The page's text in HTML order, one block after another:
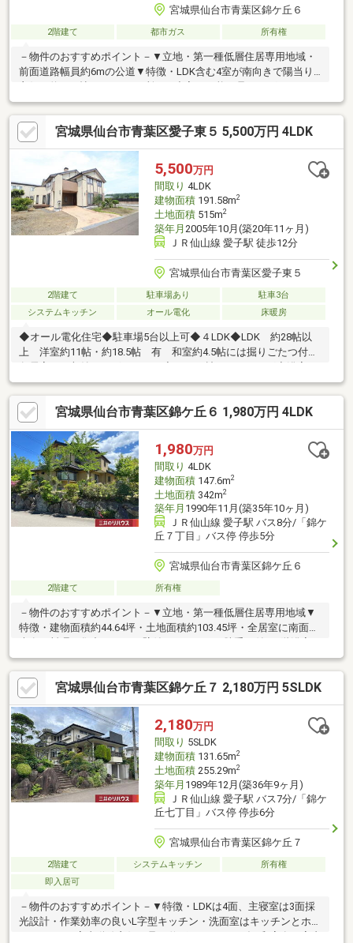
宮城県仙台市青葉区錦ケ丘６
2階建て 都市ガス 所有権
－物件のおすすめポイント－▼立地・第一種低層住居専用地域・
前面道路幅員約6mの公道▼特徴・LDK含む4室が南向きで陽当り
ろげる和室有・お料理中も会話が楽しめる対面式キッチン・主寝
室は約9.7帖の広さ、大型WIC付・各洋室、和室、廊下に収納有・
土地面積約82.44坪、駐車2台可能(車種による)▼周辺環境・仙台
市立錦ケ丘小学校 徒歩10分(約730m)■ ご希望の住まい探しをお手
伝いします ━━━━━・・・物件の詳細・ご相談はお気軽にお問
い合わせください。
宮城県仙台市青葉区愛子東５ 5,500万円 4LDK
5,500万円
間取り 4LDK
建物面積191.58m2
土地面積515m2
築年月 2005年10月(築20年11ヶ月)
ＪＲ仙山線 愛子駅 徒歩12分
宮城県仙台市青葉区愛子東５
2階建て 駐車場あり
駐車3台
システムキッチン
オール電化 床暖房
◆オール電化住宅◆駐車場5台以上可◆４LDK◆LDK 約28帖以
上 洋室約11帖・約18.5帖 有 和室約4.5帖には掘りごたつ付
各居室には収納がございます。◆チーク材フローリング◆浴室・
脱衣所には床暖房・浴室乾燥機能・TV付◆１・２階 トイレ+お
手洗い完備◆２階にもミニキッチンがついております。◆２階バ
ルコニーに外水栓がございます。◆物置付き◆広々としたお庭が
あり、有効活用いただけます。《アクセス》◆仙山線愛子駅まで
徒歩12分の物件です。《道路・方位等》◆東側道路に面するた
め、陽当り良好です。
宮城県仙台市青葉区錦ケ丘６ 1,980万円 4LDK
1,980万円
間取り 4LDK
建物面積147.6m2
土地面積342m2
築年月 1990年11月(築35年10ヶ月)
ＪＲ仙山線 愛子駅 バス8分/「錦ケ
丘７丁目」バス停 停歩5分
宮城県仙台市青葉区錦ケ丘６
2階建て 所有権
－物件のおすすめポイント－▼立地・第一種低層住居専用地域▼
特徴・建物面積約44.64坪・土地面積約103.45坪・全居室に南面採
2階シャワールーム設置・各洋室に収納を配置・駐車場有(車種に
よる)・植栽のある庭付▼周辺環境・仙台市立錦ケ丘小学校 徒歩7
分(約500m)・錦ケ丘中央公園 徒歩5分(約380m)※錦ケ丘にてテレ
ビを視聴する際はケーブルテレビ利用可能(利用料は税込880円／
月)■ ご希望の住まい探しをお手伝いします ━━━━━・・・物件
の詳細・ご相談はお気軽にお問い合わせください。
宮城県仙台市青葉区錦ケ丘７ 2,180万円 5SLDK
2,180万円
間取り 5SLDK
建物面積131.65m2
土地面積255.29m2
築年月 1989年12月(築36年9ヶ月)
ＪＲ仙山線 愛子駅 バス7分/「錦ケ
丘七丁目」バス停 停歩6分
宮城県仙台市青葉区錦ケ丘７
2階建て システムキッチン
所有権
即入居可
－物件のおすすめポイント－▼特徴・LDKは4面、主寝室は3面採
光設計・作業効率の良いL字型キッチン・洗面室はキッチンとホー
ルの2WAY、家事動線良好・足を伸ばしてくつろげる和室有・室内